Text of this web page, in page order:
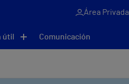
Área Privada
útil Comunicación